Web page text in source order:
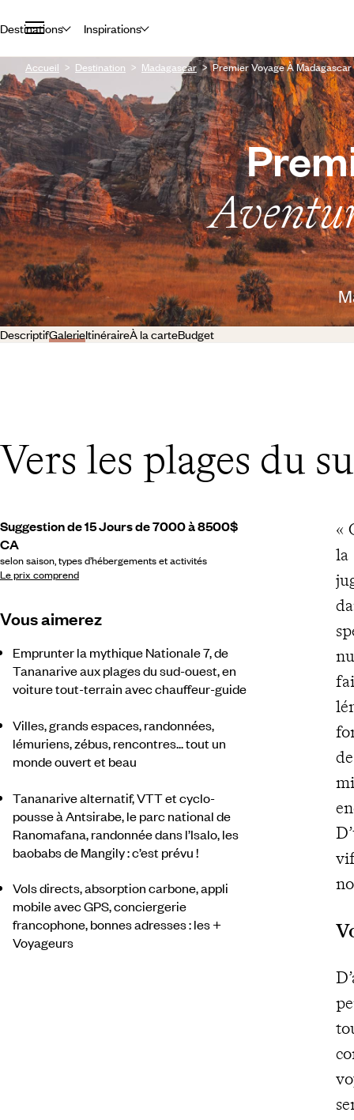
Destinations Inspirations
Accueil Destination Madagascar Premier Voyage À
DescriptifGalerieItinéraireÀ la carteBudget
Vers les plages du
Suggestion de 15 Jours de 7000 à 8500$
CA
selon saison, types d’hébergements et activités
Le prix comprend
Vous aimerez
Emprunter la mythique Nationale 7, de
Tananarive aux plages du sud-ouest, en
voiture tout-terrain avec chauffeur-guide
Villes, grands espaces, randonnées,
lémuriens, zébus, rencontres... tout un
monde ouvert et beau
Tananarive alternatif, VTT et cyclo-
pousse à Antsirabe, le parc national de
Ranomafana, randonnée dans l’Isalo, les
baobabs de Mangily : c’est prévu !
Vols directs, absorption carbone, appli
mobile avec GPS, conciergerie
francophone, bonnes adresses : les +
Voyageurs
«
la